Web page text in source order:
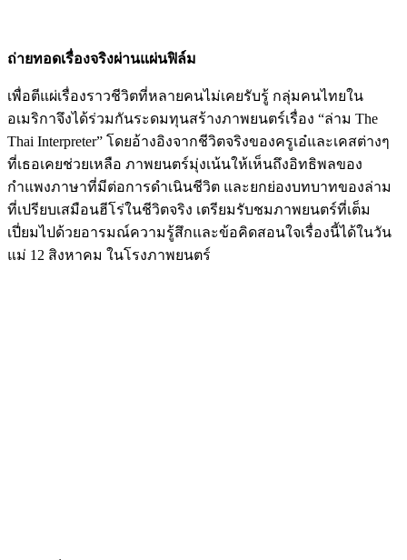
ถ่ายทอดเรื่องจริงผ่านแผ่นฟิล์ม
เพื่อตีแผ่เรื่องราวชีวิตที่หลายคนไม่เคยรับรู้ กลุ่มคนไทยใน
อเมริกาจึงได้ร่วมกันระดมทุนสร้างภาพยนตร์เรื่อง “ล่าม The
Thai Interpreter” โดยอ้างอิงจากชีวิตจริงของครูเอ๋และเคสต่างๆ
ที่เธอเคยช่วยเหลือ ภาพยนตร์มุ่งเน้นให้เห็นถึงอิทธิพลของ
กำแพงภาษาที่มีต่อการดำเนินชีวิต และยกย่องบทบาทของล่าม
ที่เปรียบเสมือนฮีโร่ในชีวิตจริง เตรียมรับชมภาพยนตร์ที่เต็ม
เปี่ยมไปด้วยอารมณ์ความรู้สึกและข้อคิดสอนใจเรื่องนี้ได้ในวัน
แม่ 12 สิงหาคม ในโรงภาพยนตร์